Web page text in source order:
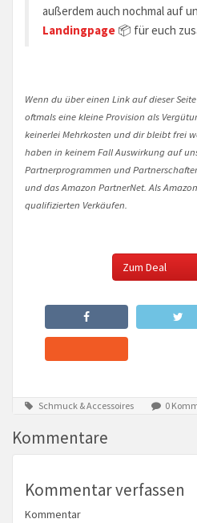
außerdem auch nochmal auf
Landingpage 📦 für euch
Wenn du über einen Link auf dieser
oftmals eine kleine Provision als
keinerlei Mehrkosten und dir bleibt frei
haben in keinem Fall Auswirkung auf
Partnerprogrammen und
und das Amazon PartnerNet. Als
qualifizierten Verkäufen.
Zum Deal
Schmuck & Accessoires 0
Kommentare
Kommentar verfassen
Kommentar